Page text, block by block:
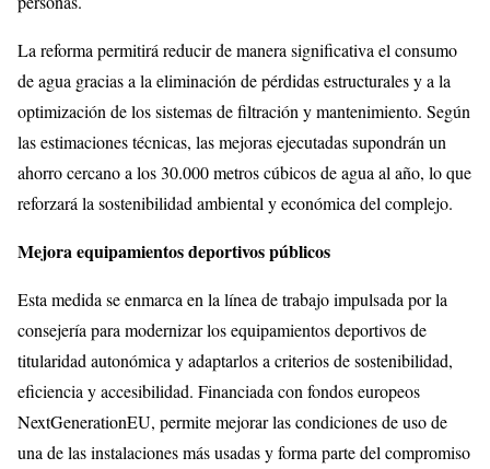
La reforma permitirá reducir de manera significativa el consumo
de agua gracias a la eliminación de pérdidas estructurales y a la
optimización de los sistemas de filtración y mantenimiento. Según
las estimaciones técnicas, las mejoras ejecutadas supondrán un
ahorro cercano a los 30.000 metros cúbicos de agua al año, lo que
reforzará la sostenibilidad ambiental y económica del complejo.
Mejora equipamientos deportivos públicos
Esta medida se enmarca en la línea de trabajo impulsada por la
consejería para modernizar los equipamientos deportivos de
titularidad autonómica y adaptarlos a criterios de sostenibilidad,
eficiencia y accesibilidad. Financiada con fondos europeos
NextGenerationEU, permite mejorar las condiciones de uso de
una de las instalaciones más usadas y forma parte del compromiso